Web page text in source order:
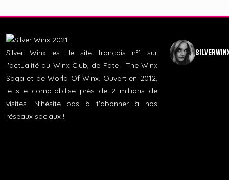
Silver Winx est le site français n°1 sur
l'actualité du Winx Club, de Fate : The Winx
Saga et de World Of Winx. Ouvert en 2012,
le site comptabilise près de 2 millions de
visites. N'hésite pas à t'abonner à nos
réseaux sociaux !